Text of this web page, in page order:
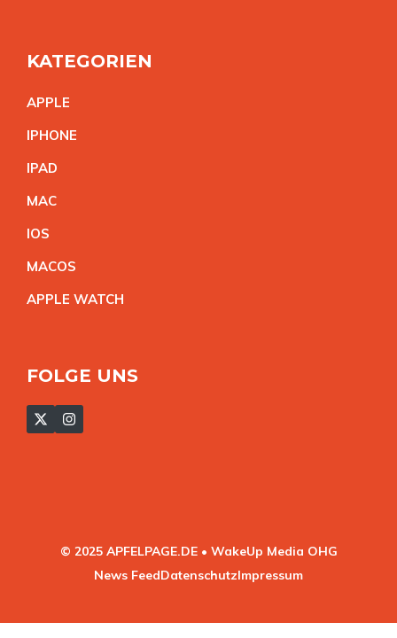
KATEGORIEN
APPLE
IPHONE
IPAD
MAC
IOS
MACOS
APPLE WATCH
FOLGE UNS
© 2025 APFELPAGE.DE • WakeUp Media OHG
News FeedDatenschutzImpressum